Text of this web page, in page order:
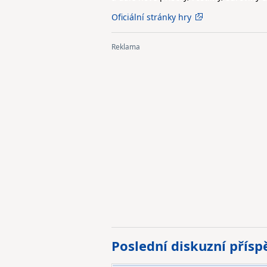
Oficiální stránky hry
Poslední diskuzní